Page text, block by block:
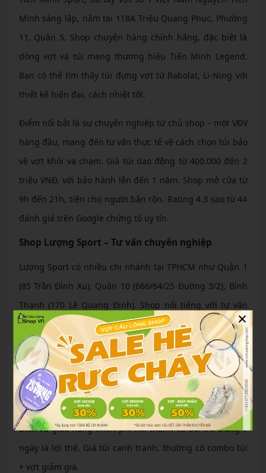
Minh sáng lập, nằm tại 118A Triệu Quang Phục, Phường
11, Quận 5. Shop chuyên hàng chính hãng, đặc biệt là
dòng vợt và túi mang thương hiệu Tiến Minh Legend.
Bạn có thể tìm thấy túi đựng vợt từ Babolat, Li-Ning với
thiết kế hiện đại, cách nhiệt tốt.
Điểm nổi bật là sự chuyên nghiệp từ chủ shop – một VĐV
hàng đầu, mang đến tư vấn thực tế về cách chọn túi bảo
vệ vợt khỏi va chạm. Giá túi dao động từ 400.000 đến 2
triệu VNĐ, với bảo hành lên đến 1 năm. Shop mở cửa từ
9h đến 21h, tiện cho người bận rộn. Rating 4.3 sao từ 44
đánh giá trên Google chứng tỏ uy tín.
Shop Lượng Sport – Tư vấn chuyên nghiệp
Lượng Sport có nhiều chi nhánh tại TPHCM như Quận 1
(85 Trần Đình Xu), Quận 10 (666/64/25 Đường 3/2), Bình
Thạnh (170 Lê Quang Định). Shop nổi tiếng với tư vấn
chuyên nghiệp, giúp khách chọn túi phù hợp với phong
cách chơi. Họ bán túi từ Yonex, Mizuno, Adidas, Kawasaki
với sức chứa lớn, ngăn riêng cho phụ kiện.
Với rating 4.6 sao từ 162 đánh giá tại chi nhánh Bình
Thạnh, Lượng Sport cam kết hàng chính hãng 100%.
Dịch vụ giao hàng miễn phí nội thành và đổi trả trong 7
ngày là lợi thế. Giá túi cạnh tranh, thường có combo túi
+ vợt giảm giá.
×